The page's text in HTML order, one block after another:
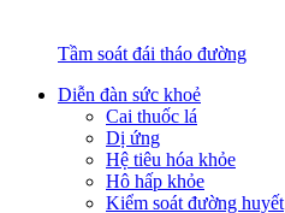
Tầm soát đái tháo đường
Diễn đàn sức khoẻ
Cai thuốc lá
Dị ứng
Hệ tiêu hóa khỏe
Hô hấp khỏe
Kiểm soát đường huyết